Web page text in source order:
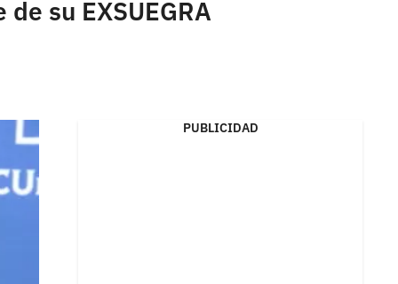
su EXSUEGRA
PUBLICIDAD